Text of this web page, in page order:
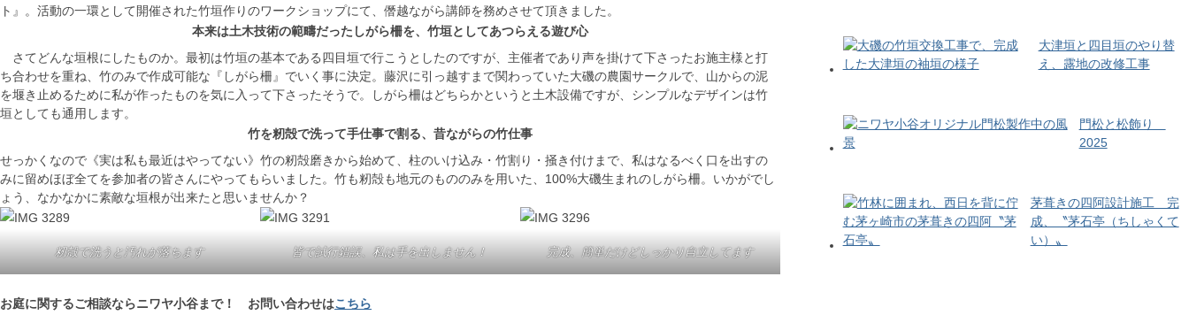
ト』。活動の一環として開催された竹垣作りのワークショップにて、僭越ながら講師を務めさせて頂きました。
本来は土木技術の範疇だったしがら柵を、竹垣としてあつらえる遊び心
さてどんな垣根にしたものか。最初は竹垣の基本である四目垣で行こうとしたのですが、主催者であり声を掛けて下さったお施主様と打
ち合わせを重ね、竹のみで作成可能な『しがら柵』でいく事に決定。藤沢に引っ越すまで関わっていた大磯の農園サークルで、山からの泥
を堰き止めるために私が作ったものを気に入って下さったそうで。しがら柵はどちらかというと土木設備ですが、シンプルなデザインは竹
垣としても通用します。
竹を籾殻で洗って手仕事で割る、昔ながらの竹仕事
せっかくなので《実は私も最近はやってない》竹の籾殻磨きから始めて、柱のいけ込み・竹割り・掻き付けまで、私はなるべく口を出すの
みに留めほぼ全てを参加者の皆さんにやってもらいました。竹も籾殻も地元のもののみを用いた、100%大磯生まれのしがら柵。いかがでし
ょう、なかなかに素敵な垣根が出来たと思いませんか？
籾殻で洗うと汚れが落ちます 皆で試行錯誤、私は手を出しません！ 完成、簡単だけどしっかり自立してます
お庭に関するご相談ならニワヤ小谷まで！ お問い合わせはこちら
大津垣と四目垣のやり替
え、露地の改修工事
門松と松飾り
2025
茅葺きの四阿設計施工 完
成、〝茅石亭（ちしゃくて
い）〟